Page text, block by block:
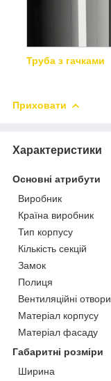
Труба з гачками
Приховати
Характеристики
Основні атрибути
Виробник
Країна виробник
Тип корпусу
Кількість секцій
Замок
Полиця
Вентиляційні отвори
Матеріал корпусу
Матеріал фасаду
Габаритні розміри
Ширина